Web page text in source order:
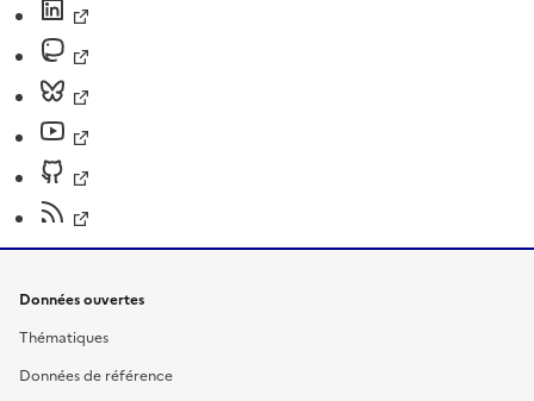
Données ouvertes
Thématiques
Données de référence